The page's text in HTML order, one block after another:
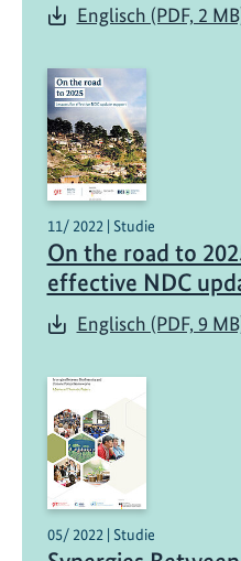
Englisch (PDF, 2
11/ 2022 | Studie
On the road to
effective NDC
Englisch (PDF, 9
05/ 2022 | Studie